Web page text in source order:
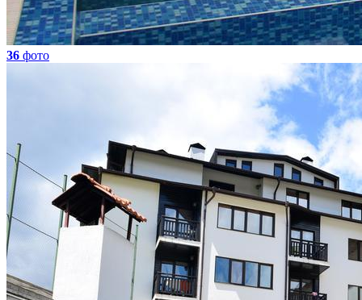
36 фото